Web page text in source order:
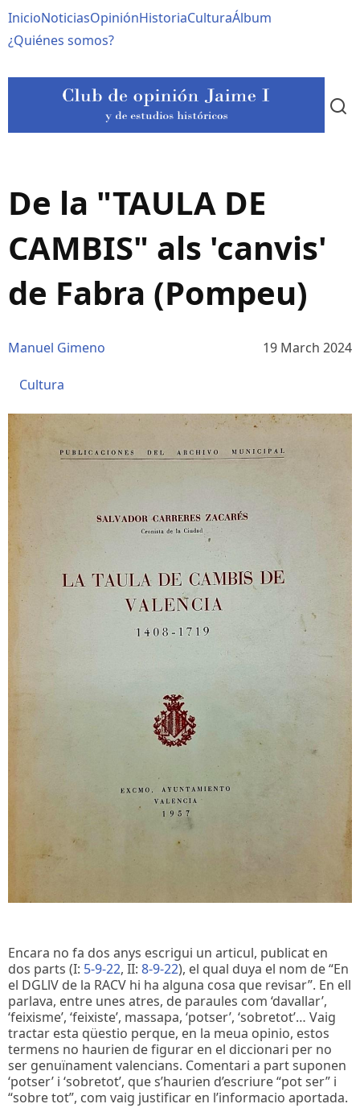
al
contenido
Navegación
principal
InicioNoticiasOpiniónHistoriaCulturaÁlbum
¿Quiénes somos?
De la "TAULA DE
CAMBIS" als 'canvis'
de Fabra (Pompeu)
Manuel Gimeno 19 March 2024
Cultura
Encara no fa dos anys escrigui un articul, publicat en
dos parts (I: 5-9-22, II: 8-9-22), el qual duya el nom de “En
el DGLlV de la RACV hi ha alguna cosa que revisar”. En ell
parlava, entre unes atres, de paraules com ‘davallar’,
‘feixisme’, ‘feixiste’, massapa, ‘potser’, ‘sobretot’… Vaig
tractar esta qüestio perque, en la meua opinio, estos
termens no haurien de figurar en el diccionari per no
ser genuïnament valencians. Comentari a part suponen
‘potser’ i ‘sobretot’, que s’haurien d’escriure “pot ser” i
“sobre tot”, com vaig justificar en l’informacio aportada.